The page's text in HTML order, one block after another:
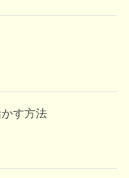
す方法